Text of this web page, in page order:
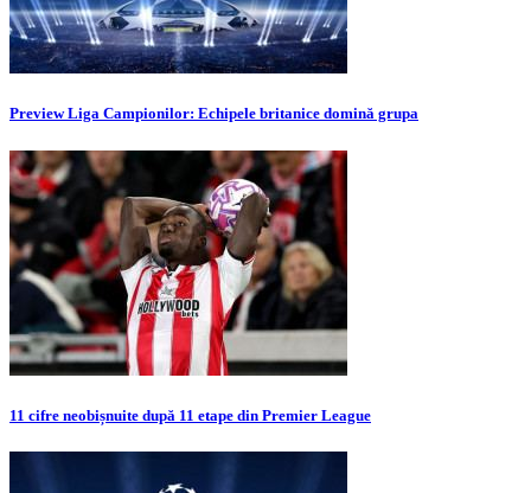
Preview Liga Campionilor: Echipele britanice domină grupa
11 cifre neobișnuite după 11 etape din Premier League